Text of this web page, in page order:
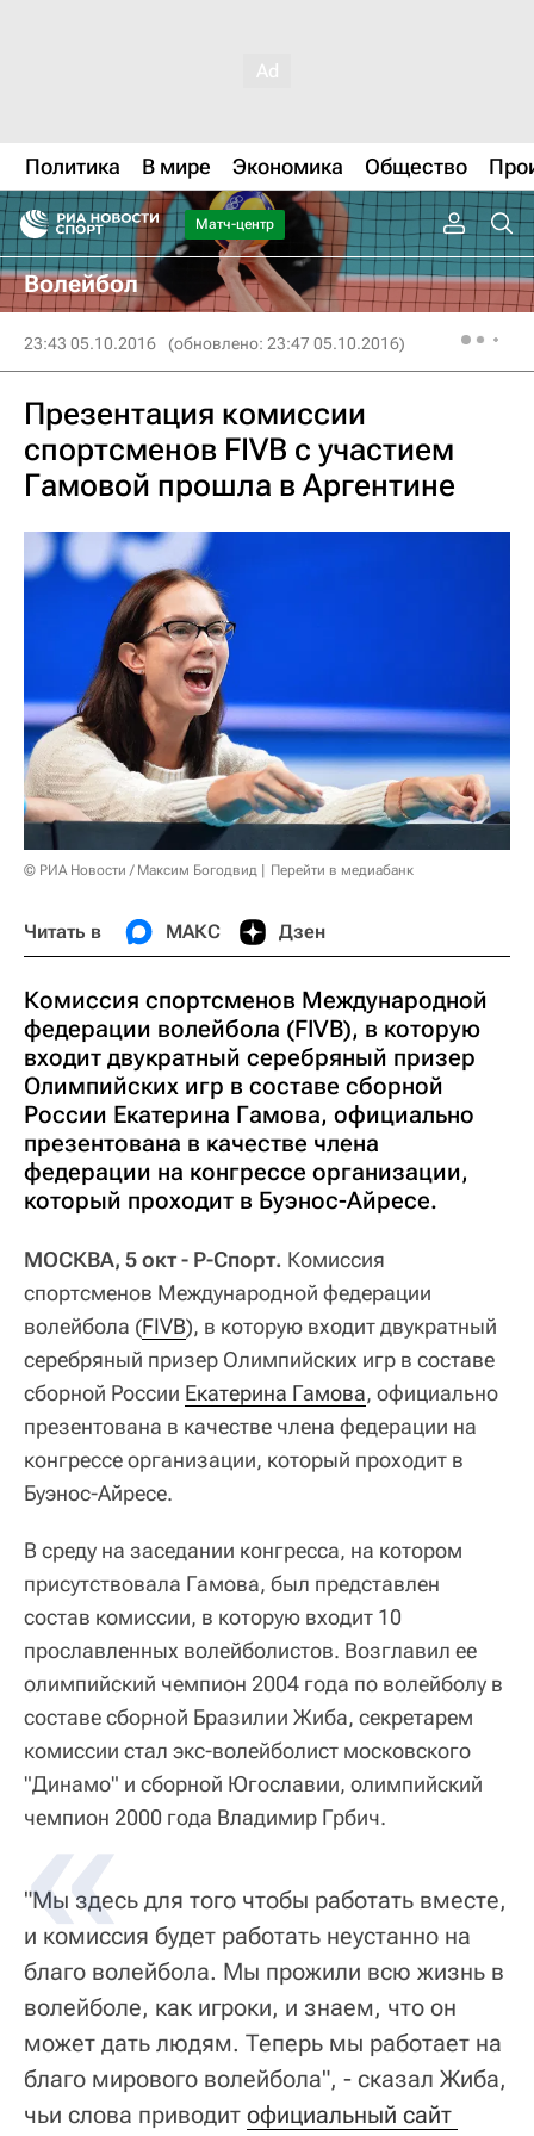
Политика В мире Экономика Общество
Матч-центр
Волейбол
23:43 05.10.2016 (обновлено: 23:47 05.10.2016)
Презентация комиссии
спортсменов FIVB с участием
Гамовой прошла в Аргентине
© РИА Новости / Максим Богодвид Перейти в медиабанк
Читать в МАКС Дзен
Комиссия спортсменов Международной
федерации волейбола (FIVB), в которую
входит двукратный серебряный призер
Олимпийских игр в составе сборной
России Екатерина Гамова, официально
презентована в качестве члена
федерации на конгрессе организации,
который проходит в Буэнос-Айресе.
МОСКВА, 5 окт - Р-Спорт. Комиссия
спортсменов Международной федерации
волейбола (FIVB), в которую входит двукратный
серебряный призер Олимпийских игр в составе
сборной России Екатерина Гамова, официально
презентована в качестве члена федерации на
конгрессе организации, который проходит в
Буэнос-Айресе.
В среду на заседании конгресса, на котором
присутствовала Гамова, был представлен
состав комиссии, в которую входит 10
прославленных волейболистов. Возглавил ее
олимпийский чемпион 2004 года по волейболу в
составе сборной Бразилии Жиба, секретарем
комиссии стал экс-волейболист московского
"Динамо" и сборной Югославии, олимпийский
чемпион 2000 года Владимир Грбич.
"Мы здесь для того чтобы работать вместе,
и комиссия будет работать неустанно на
благо волейбола. Мы прожили всю жизнь в
волейболе, как игроки, и знаем, что он
может дать людям. Теперь мы работает на
благо мирового волейбола", - сказал Жиба,
чьи слова приводит официальный сайт